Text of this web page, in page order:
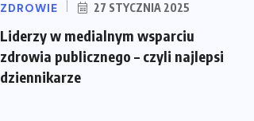
ZDROWIE 27 STYCZNIA 2025
Liderzy w medialnym wsparciu
zdrowia publicznego – czyli najlepsi
dziennikarze